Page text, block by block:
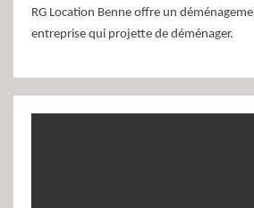
RG Location Benne offre un
entreprise qui projette de déménager.